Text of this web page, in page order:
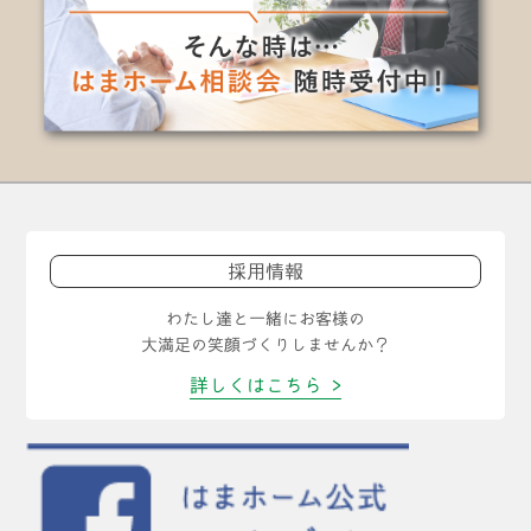
採用情報
わたし達と一緒にお客様の
大満足の笑顔づくりしませんか？
詳しくはこちら >